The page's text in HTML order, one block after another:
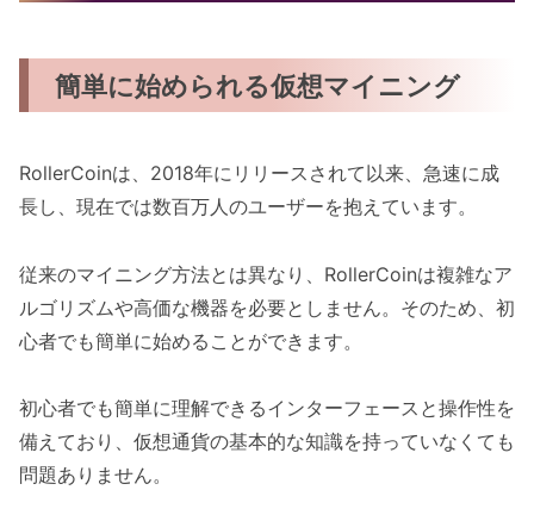
簡単に始められる仮想マイニング
RollerCoinは、2018年にリリースされて以来、急速に成
長し、現在では数百万人のユーザーを抱えています。
従来のマイニング方法とは異なり、RollerCoinは複雑なア
ルゴリズムや高価な機器を必要としません。そのため、初
心者でも簡単に始めることができます。
初心者でも簡単に理解できるインターフェースと操作性を
備えており、仮想通貨の基本的な知識を持っていなくても
問題ありません。